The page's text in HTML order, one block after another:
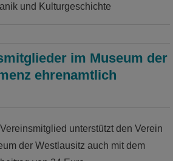
und Kulturgeschichte
im Museum der
ehrenamtlich
unterstützt den Verein
der Westlausitz auch mit dem